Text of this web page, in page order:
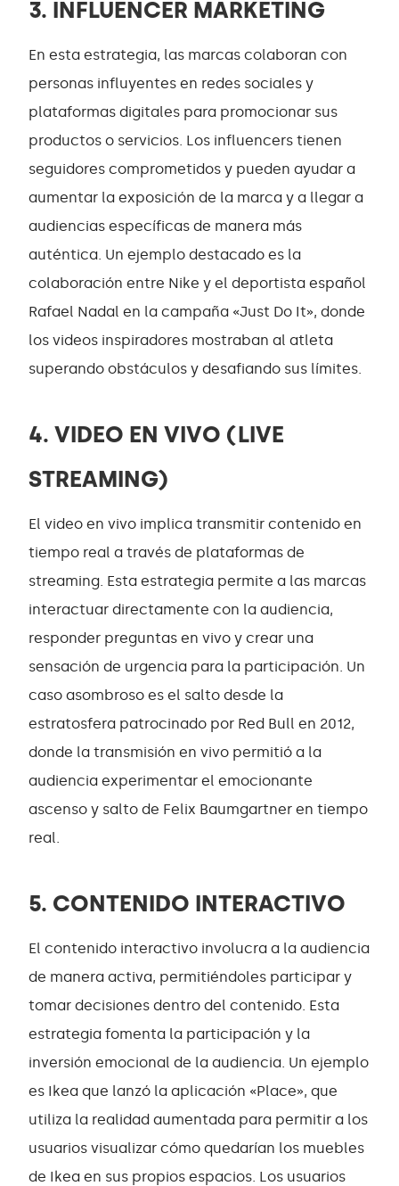
3. INFLUENCER MARKETING
En esta estrategia, las marcas colaboran con
personas influyentes en redes sociales y
plataformas digitales para promocionar sus
productos o servicios. Los influencers tienen
seguidores comprometidos y pueden ayudar a
aumentar la exposición de la marca y a llegar a
audiencias específicas de manera más
auténtica. Un ejemplo destacado es la
colaboración entre Nike y el deportista español
Rafael Nadal en la campaña «Just Do It», donde
los videos inspiradores mostraban al atleta
superando obstáculos y desafiando sus límites.
4. VIDEO EN VIVO (LIVE
STREAMING)
El video en vivo implica transmitir contenido en
tiempo real a través de plataformas de
streaming. Esta estrategia permite a las marcas
interactuar directamente con la audiencia,
responder preguntas en vivo y crear una
sensación de urgencia para la participación. Un
caso asombroso es el salto desde la
estratosfera patrocinado por Red Bull en 2012,
donde la transmisión en vivo permitió a la
audiencia experimentar el emocionante
ascenso y salto de Felix Baumgartner en tiempo
real.
5. CONTENIDO INTERACTIVO
El contenido interactivo involucra a la audiencia
de manera activa, permitiéndoles participar y
tomar decisiones dentro del contenido. Esta
estrategia fomenta la participación y la
inversión emocional de la audiencia. Un ejemplo
es Ikea que lanzó la aplicación «Place», que
utiliza la realidad aumentada para permitir a los
usuarios visualizar cómo quedarían los muebles
de Ikea en sus propios espacios. Los usuarios